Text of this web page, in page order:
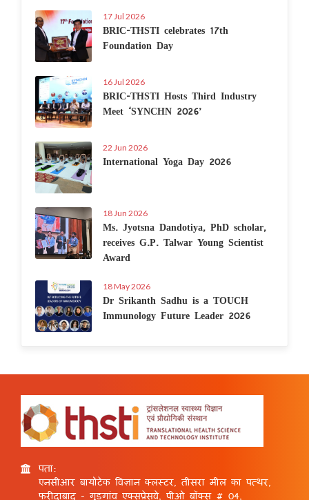
17 Jul 2026
BRIC-THSTI celebrates 17th
Foundation Day
16 Jul 2026
BRIC-THSTI Hosts Third Industry
Meet ‘SYNCHN 2026’
22 Jun 2026
International Yoga Day 2026
18 Jun 2026
Ms. Jyotsna Dandotiya, PhD scholar,
receives G.P. Talwar Young Scientist
Award
18 May 2026
Dr Srikanth Sadhu is a TOUCH
Immunology Future Leader 2026
पता:
एनसीआर बायोटेक विज्ञान क्लस्टर, तीसरा मील का पत्थर,
फरीदाबाद - गुड़गांव एक्सप्रेसवे, पीओ बॉक्स # 04,